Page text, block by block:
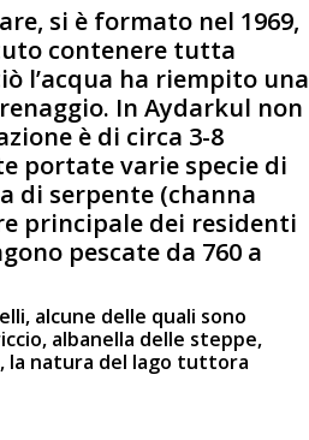
si è formato nel 1969,
contenere tutta
l’acqua ha riempito una
In Aydarkul non
è di circa 3-8
portate varie specie di
di serpente (channa
principale dei residenti
pescate da 760 a
alcune delle quali sono
albanella delle steppe,
la natura del lago tuttora